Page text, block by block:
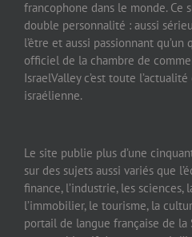
francophone dans le monde. Ce
double personnalité : aussi
l’être et aussi passionnant
officiel de la chambre de
IsraelValley c’est toute
israélienne.
Le site publie plus d’une
sur des sujets aussi variés que
finance, l’industrie, les sciences,
l’immobilier, le tourisme, la
portail de langue française de